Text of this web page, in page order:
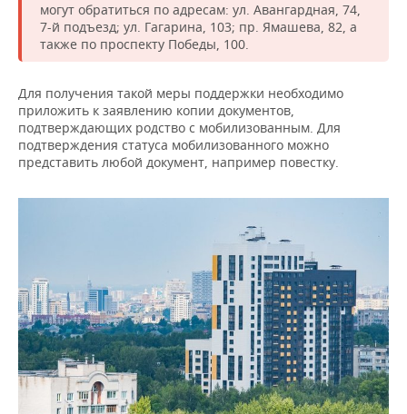
КИБЕРСПОРТ
ФИГУРНОЕ КАТАНИЕ
ВОДНЫЕ ВИДЫ СПОРТА
ХОККЕЙ С МЯЧОМ
КУЛЬТУРА
МЕДИЦИНА
ОБРАЗОВАНИЕ
ПРОИСШЕСТВИЯ
СПИСОК КОМПАНИЙ
могут обратиться по адресам: ул. Авангардная, 74,
7-й подъезд; ул. Гагарина, 103; пр. Ямашева, 82, а
также по проспекту Победы, 100.
Для получения такой меры поддержки необходимо
приложить к заявлению копии документов,
подтверждающих родство с мобилизованным. Для
подтверждения статуса мобилизованного можно
представить любой документ, например повестку.